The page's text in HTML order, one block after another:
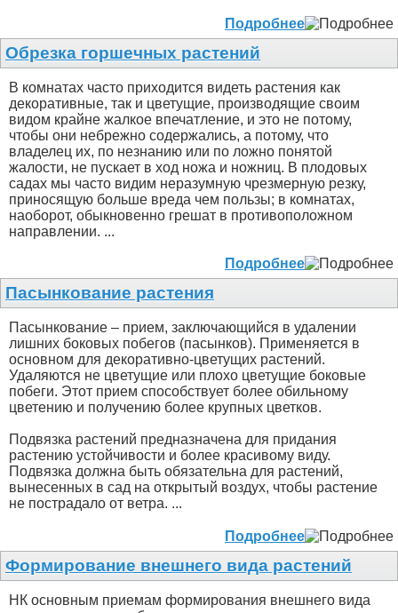
Подробнее
Обрезка горшечных растений
В комнатах часто приходится видеть растения как
декоративные, так и цветущие, производящие своим
видом крайне жалкое впечатление, и это не потому,
чтобы они небрежно содержались, а потому, что
владелец их, по незнанию или по ложно понятой
жалости, не пускает в ход ножа и ножниц. В плодовых
садах мы часто видим неразумную чрезмерную резку,
приносящую больше вреда чем пользы; в комнатах,
наоборот, обыкновенно грешат в противоположном
направлении. ...
Подробнее
Пасынкование растения
Пасынкование – прием, заключающийся в удалении
лишних боковых побегов (пасынков). Применяется в
основном для декоративно-цветущих растений.
Удаляются не цветущие или плохо цветущие боковые
побеги. Этот прием способствует более обильному
цветению и получению более крупных цветков.
Подвязка растений предназначена для придания
растению устойчивости и более красивому виду.
Подвязка должна быть обязательна для растений,
вынесенных в сад на открытый воздух, чтобы растение
не пострадало от ветра. ...
Подробнее
Формирование внешнего вида растений
НК основным приемам формирования внешнего вида